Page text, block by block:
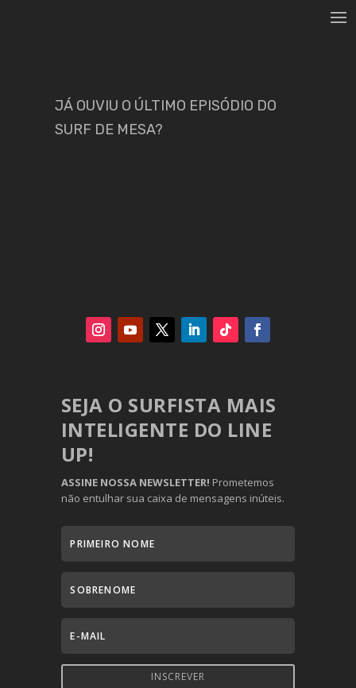
JÁ OUVIU O ÚLTIMO EPISÓDIO DO
SURF DE MESA?
SEJA O SURFISTA MAIS
INTELIGENTE DO LINE
UP!
ASSINE NOSSA NEWSLETTER! Prometemos
não entulhar sua caixa de mensagens inúteis.
INSCREVER